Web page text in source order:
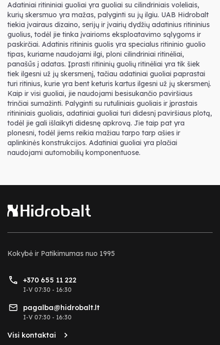
Adatiniai ritininiai guoliai yra guoliai su cilindriniais voleliais,
kurių skersmuo yra mažas, palyginti su jų ilgiu. UAB Hidrobalt
tiekia įvairaus dizaino, serijų ir įvairių dydžių adatinius ritininius
guolius, todėl jie tinka įvairioms eksploatavimo sąlygoms ir
paskirčiai. Adatinis ritininis guolis yra specialus ritininio guolio
tipas, kuriame naudojami ilgi, ploni cilindriniai ritinėliai,
panašūs į adatas. Įprasti ritininių guolių ritinėliai yra tik šiek
tiek ilgesni už jų skersmenį, tačiau adatiniai guoliai paprastai
turi ritinius, kurie yra bent keturis kartus ilgesni už jų skersmenį.
Kaip ir visi guoliai, jie naudojami besisukančio paviršiaus
trinčiai sumažinti. Palyginti su rutuliniais guoliais ir įprastais
ritininiais guoliais, adatiniai guoliai turi didesnį paviršiaus plotą,
todėl jie gali išlaikyti didesnę apkrovą. Jie taip pat yra
plonesni, todėl jiems reikia mažiau tarpo tarp ašies ir
aplinkinės konstrukcijos. Adatiniai guoliai yra plačiai
naudojami automobilių komponentuose.
Kokybė ir Patikimumas nuo 1995
+370 655 11 222
I-V 07:30 - 16:30
pagalba@hidrobalt.lt
I-V 07:30 - 16:30
Visi kontaktai